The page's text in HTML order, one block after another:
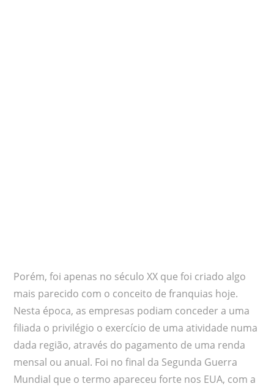
Porém, foi apenas no século XX que foi criado algo
mais parecido com o conceito de franquias hoje.
Nesta época, as empresas podiam conceder a uma
filiada o privilégio o exercício de uma atividade numa
dada região, através do pagamento de uma renda
mensal ou anual. Foi no final da Segunda Guerra
Mundial que o termo apareceu forte nos EUA, com a